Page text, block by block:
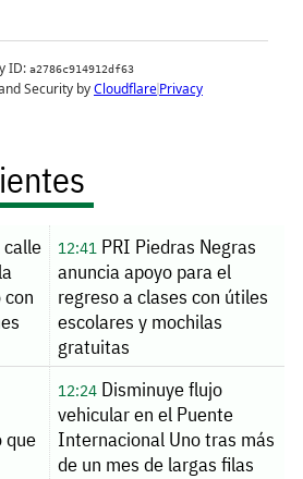
12:41PRI Piedras Negras
anuncia apoyo para el
regreso a clases con útiles
escolares y mochilas
gratuitas
que
12:24Disminuye flujo
vehicular en el Puente
Internacional Uno tras más
de un mes de largas filas